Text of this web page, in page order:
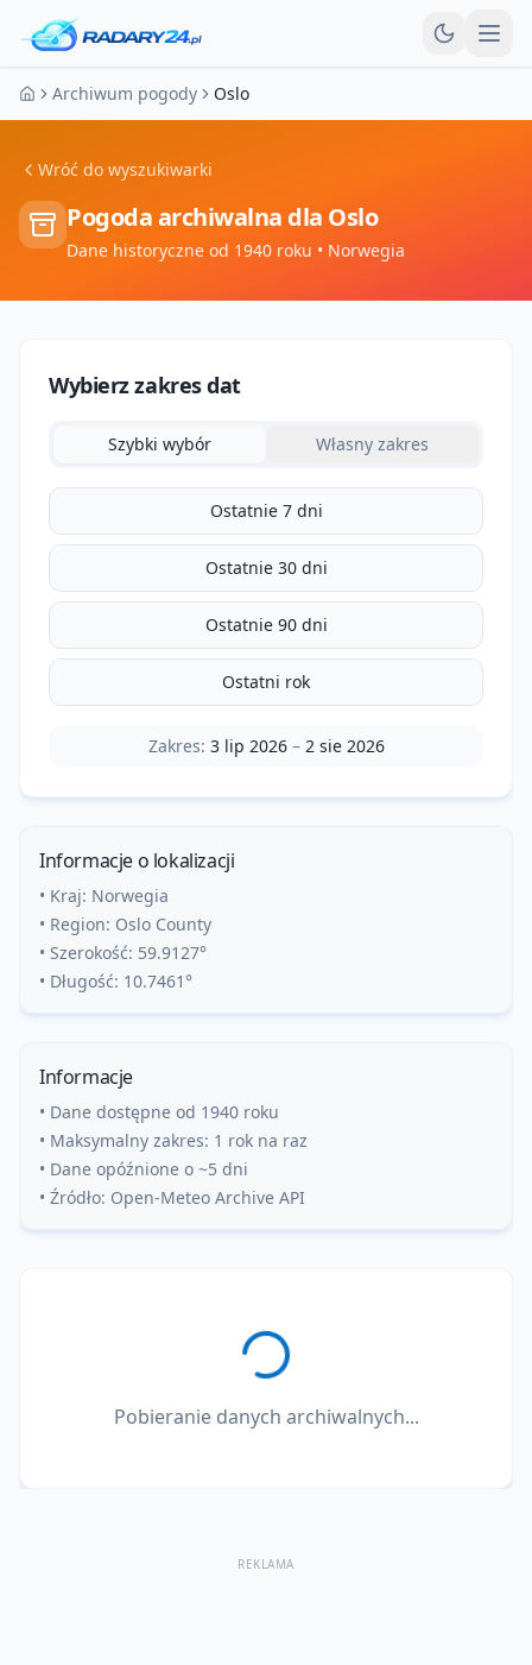
Strona główna
Archiwum pogody Oslo
Wróć do wyszukiwarki
Pogoda archiwalna dla Oslo
Dane historyczne od 1940 roku • Norwegia
Wybierz zakres dat
Szybki wybór Własny zakres
Ostatnie 7 dni
Ostatnie 30 dni
Ostatnie 90 dni
Ostatni rok
Zakres: 3 lip 2026– 2 sie 2026
Informacje o lokalizacji
• Kraj: Norwegia
• Region: Oslo County
• Szerokość: 59.9127°
• Długość: 10.7461°
Informacje
• Dane dostępne od 1940 roku
• Maksymalny zakres: 1 rok na raz
• Dane opóźnione o ~5 dni
• Źródło: Open-Meteo Archive API
Pobieranie danych archiwalnych...
REKLAMA